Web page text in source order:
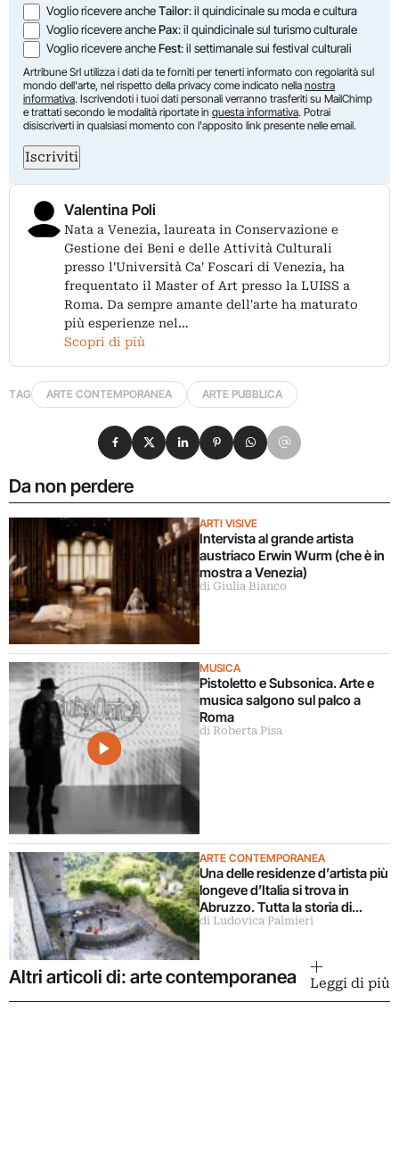
Voglio ricevere ancheTailor: il quindicinale su moda e cultura
Voglio ricevere anchePax: il quindicinale sul turismo culturale
Voglio ricevere ancheFest: il settimanale sui festival culturali
Artribune Srl utilizza i dati da te forniti per tenerti informato con regolarità sul
mondo dell'arte, nel rispetto della privacy come indicato nella nostra
informativa. Iscrivendoti i tuoi dati personali verranno trasferiti su MailChimp
e trattati secondo le modalità riportate in questa informativa. Potrai
disiscriverti in qualsiasi momento con l'apposito link presente nelle email.
Iscriviti
Valentina Poli
Nata a Venezia, laureata in Conservazione e
Gestione dei Beni e delle Attività Culturali
presso l'Università Ca' Foscari di Venezia, ha
frequentato il Master of Art presso la LUISS a
Roma. Da sempre amante dell'arte ha maturato
più esperienze nel…
Scopri di più
TAG ARTE CONTEMPORANEA ARTE PUBBLICA
Da non perdere
ARTI VISIVE
Intervista al grande artista
austriaco Erwin Wurm (che è in
mostra a Venezia)
di Giulia Bianco
MUSICA
Pistoletto e Subsonica. Arte e
musica salgono sul palco a
Roma
di Roberta Pisa
ARTE CONTEMPORANEA
Una delle residenze d’artista più
longeve d’Italia si trova in
Abruzzo. Tutta la storia di
Ramo
di Ludovica Palmieri
Condividi su Facebook
Condividi su X
Condividi su LinkedIn
Condividi su Pinterest
Condividi su WhatsApp
Condividi su Email
Altri articoli di: arte contemporanea Leggi di più